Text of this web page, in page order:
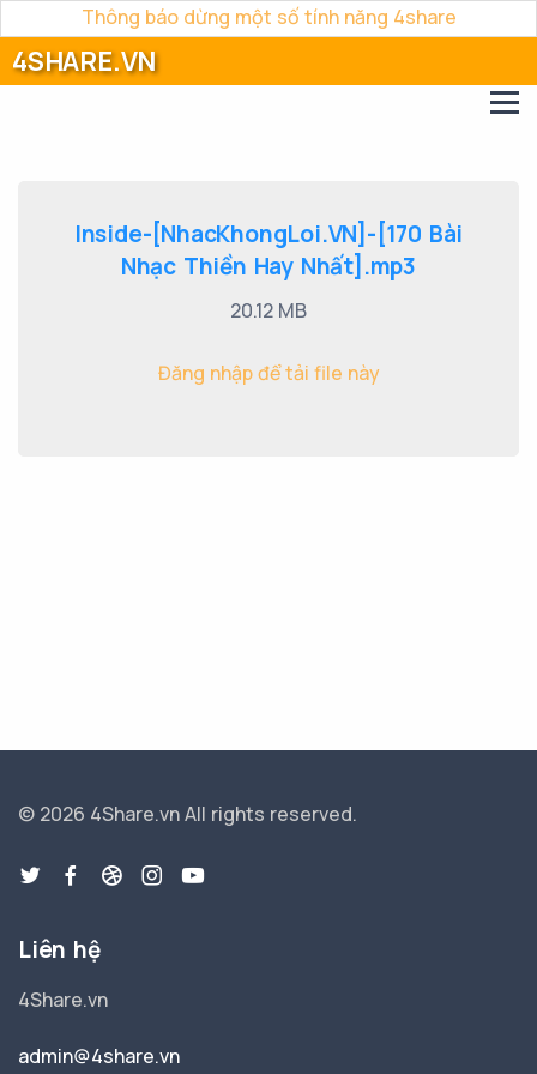
Thông báo dừng một số tính năng 4share
4SHARE.VN
Inside-[NhacKhongLoi.VN]-[170 Bài
Nhạc Thiền Hay Nhất].mp3
20.12 MB
Đăng nhập để tải file này
© 2026 4Share.vnAll rights reserved.
Liên hệ
4Share.vn
admin@4share.vn